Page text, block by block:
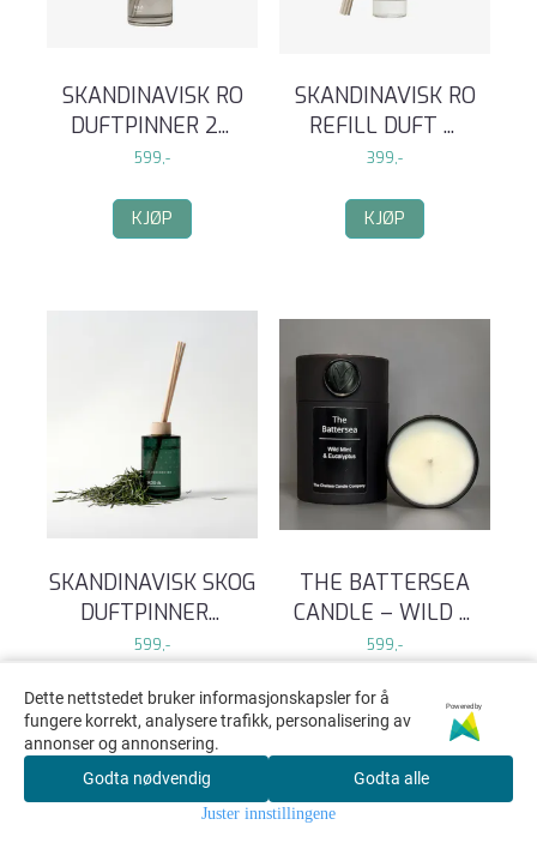
SKANDINAVISK RO
DUFTPINNER 2...
599,-
KJØP
SKANDINAVISK RO
REFILL DUFT ...
399,-
KJØP
SKANDINAVISK SKOG
DUFTPINNER...
599,-
KJØP
THE BATTERSEA
CANDLE – WILD ...
599,-
KJØP
Dette nettstedet bruker informasjonskapsler for å
fungere korrekt, analysere trafikk, personalisering av
annonser og annonsering.
Powered by
Godta nødvendig Godta alle
Juster innstillingene